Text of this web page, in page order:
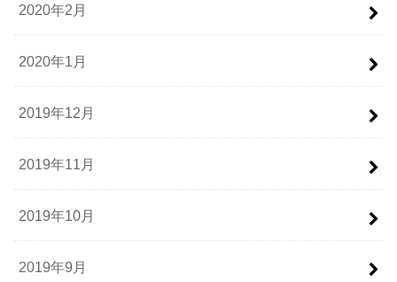
2020年2月
2020年1月
2019年12月
2019年11月
2019年10月
2019年9月